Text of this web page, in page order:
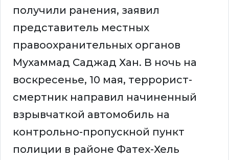
получили ранения, заявил
представитель местных
правоохранительных органов
Мухаммад Саджад Хан. В ночь на
воскресенье, 10 мая, террорист-
смертник направил начиненный
взрывчаткой автомобиль на
контрольно-пропускной пункт
полиции в районе Фатех-Хель